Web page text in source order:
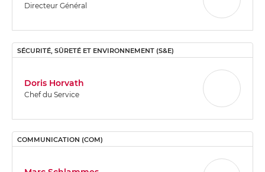
Directeur Général
SÉCURITÉ, SÛRETÉ ET ENVIRONNEMENT (S&E)
Doris Horvath
Chef du Service
COMMUNICATION (COM)